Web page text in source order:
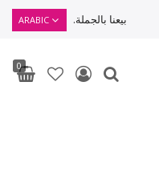
بيعنا بالجملة. ARABIC
0